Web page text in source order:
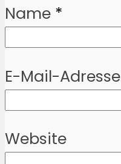
Name *
E-Mail-Adresse
Website